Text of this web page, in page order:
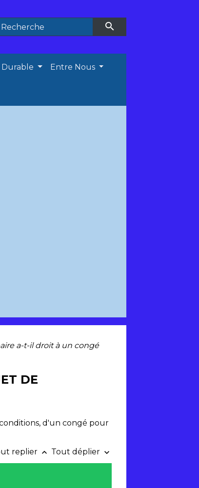
search
Entre Nous
a-t-il droit à un congé
DE
d'un congé pour
replier keyboard_arrow_up Tout déplier keyboard_arrow_down